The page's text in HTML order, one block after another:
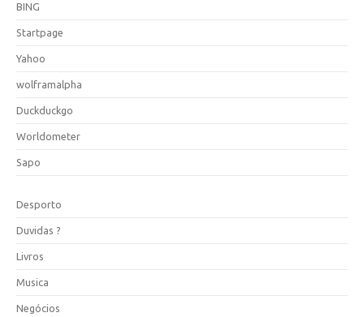
BING
Startpage
Yahoo
wolframalpha
Duckduckgo
Worldometer
Sapo
Desporto
Duvidas ?
Livros
Musica
Negócios